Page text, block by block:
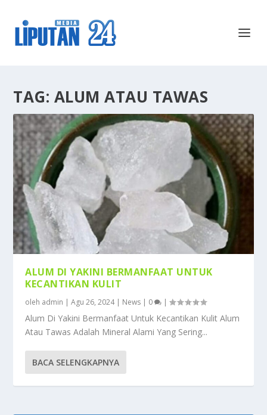
TAG: ALUM ATAU TAWAS
ALUM DI YAKINI BERMANFAAT UNTUK
KECANTIKAN KULIT
oleh admin |Agu 26, 2024| News | 0 |
Alum Di Yakini Bermanfaat Untuk Kecantikan Kulit Alum
Atau Tawas Adalah Mineral Alami Yang Sering...
BACA SELENGKAPNYA